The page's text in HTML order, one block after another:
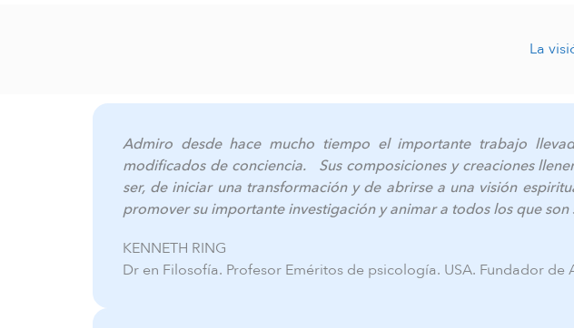
La
Admiro desde hace mucho tiempo el importante trabajo
modificados de conciencia. Sus composiciones y creaciones
ser, de iniciar una transformación y de abrirse a una visión
promover su importante investigación y animar a todos los que
KENNETH RING
Dr en Filosofía. Profesor Eméritos de psicología. USA. Fundador